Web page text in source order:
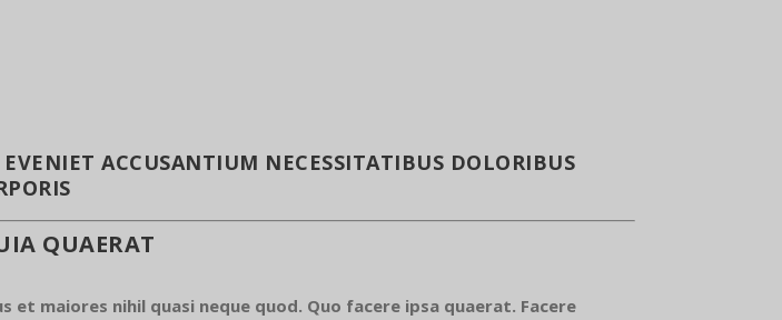
ACCUSANTIUM NECESSITATIBUS DOLORIBUS
QUAERAT
maiores nihil quasi neque quod. Quo facere ipsa quaerat. Facere